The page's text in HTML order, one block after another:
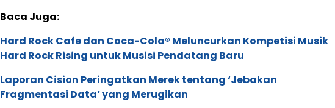
Baca Juga:
Hard Rock Cafe dan Coca-Cola® Meluncurkan Kompetisi Musik
Hard Rock Rising untuk Musisi Pendatang Baru
Laporan Cision Peringatkan Merek tentang ‘Jebakan
Fragmentasi Data’ yang Merugikan